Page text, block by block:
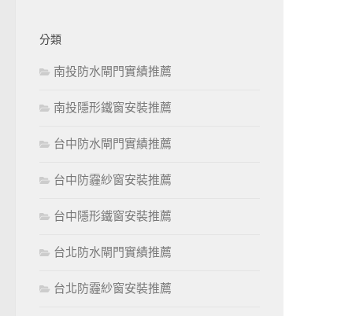
分類
南投防水閘門實績推薦
南投隱形鐵窗安裝推薦
台中防水閘門實績推薦
台中防霾紗窗安裝推薦
台中隱形鐵窗安裝推薦
台北防水閘門實績推薦
台北防霾紗窗安裝推薦